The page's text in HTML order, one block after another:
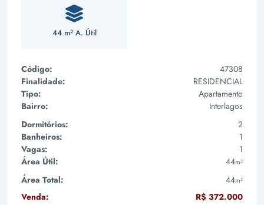
44 m² A. Útil
Código:
47308
Finalidade:
RESIDENCIAL
Tipo:
Apartamento
Bairro:
Interlagos
Dormitórios:
2
Banheiros:
1
Vagas:
1
Área Útil:
44m²
Área Total: 44m²
Venda:
R$ 372.000